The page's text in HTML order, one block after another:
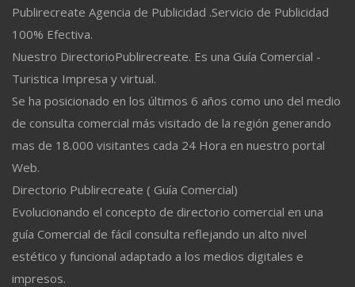
Publirecreate Agencia de Publicidad .Servicio de Publicidad
100% Efectiva.
Nuestro DirectorioPublirecreate. Es una Guía Comercial -
Turistica Impresa y virtual.
Se ha posicionado en los últimos 6 años como uno del medio
de consulta comercial más visitado de la región generando
mas de 18.000 visitantes cada 24 Hora en nuestro portal
Web.
Directorio Publirecreate ( Guía Comercial)
Evolucionando el concepto de directorio comercial en una
guía Comercial de fácil consulta reflejando un alto nivel
estético y funcional adaptado a los medios digitales e
impresos.